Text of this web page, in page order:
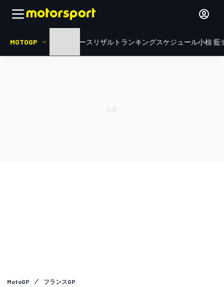
MOTOGP ニュース リザルト ランキングスケジュール小椋 藍
MotoGP フランスGP